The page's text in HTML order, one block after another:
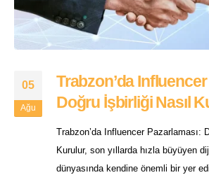
05
Ağu
Trabzon’da
Doğru İşbirliği Nasıl
Trabzon’da Influencer Pazarlaması:
Kurulur, son yıllarda hızla büyüyen
dünyasında kendine önemli bir yer